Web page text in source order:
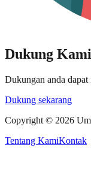
Dukung Kami
Dukungan anda
Dukung sekarang
Copyright © 2026
Tentang KamiKontak